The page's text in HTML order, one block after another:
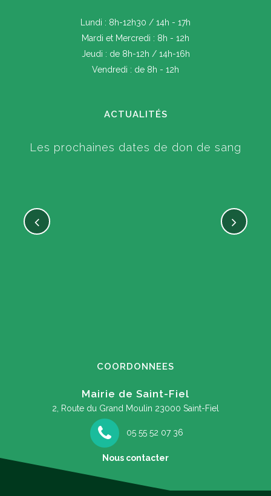
Lundi : 8h-12h30 / 14h - 17h
Mardi et Mercredi : 8h - 12h
Jeudi : de 8h-12h / 14h-16h
Vendredi : de 8h - 12h
ACTUALITÉS
Les prochaines dates de don de sang
COORDONNEES
Mairie de Saint-Fiel
2, Route du Grand Moulin 23000 Saint-Fiel
05 55 52 07 36
Nous contacter